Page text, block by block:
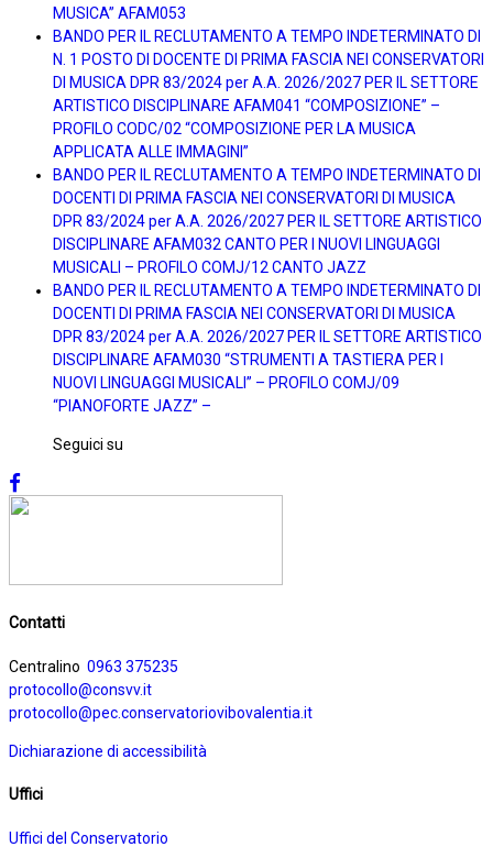
MUSICA” AFAM053
BANDO PER IL RECLUTAMENTO A TEMPO INDETERMINATO DI
N. 1 POSTO DI DOCENTE DI PRIMA FASCIA NEI CONSERVATORI
DI MUSICA DPR 83/2024 per A.A. 2026/2027 PER IL SETTORE
ARTISTICO DISCIPLINARE AFAM041 “COMPOSIZIONE” –
PROFILO CODC/02 “COMPOSIZIONE PER LA MUSICA
APPLICATA ALLE IMMAGINI”
BANDO PER IL RECLUTAMENTO A TEMPO INDETERMINATO DI
DOCENTI DI PRIMA FASCIA NEI CONSERVATORI DI MUSICA
DPR 83/2024 per A.A. 2026/2027 PER IL SETTORE ARTISTICO
DISCIPLINARE AFAM032 CANTO PER I NUOVI LINGUAGGI
MUSICALI – PROFILO COMJ/12 CANTO JAZZ
BANDO PER IL RECLUTAMENTO A TEMPO INDETERMINATO DI
DOCENTI DI PRIMA FASCIA NEI CONSERVATORI DI MUSICA
DPR 83/2024 per A.A. 2026/2027 PER IL SETTORE ARTISTICO
DISCIPLINARE AFAM030 “STRUMENTI A TASTIERA PER I
NUOVI LINGUAGGI MUSICALI” – PROFILO COMJ/09
“PIANOFORTE JAZZ” –
Seguici su
Contatti
Centralino 0963 375235
protocollo@consvv.it
protocollo@pec.conservatoriovibovalentia.it
Dichiarazione di accessibilità
Uffici
Uffici del Conservatorio